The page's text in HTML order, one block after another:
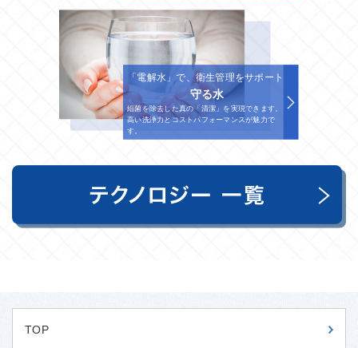
「電解水」で、衛生管理をサポート
守る水
細菌を除去した真の「清潔」を実現できます。
高い洗浄力とコストパフォーマンスが魅力で
す。
TOP